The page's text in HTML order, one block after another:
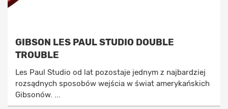
GIBSON LES PAUL STUDIO DOUBLE
TROUBLE
Les Paul Studio od lat pozostaje jednym z najbardziej
rozsądnych sposobów wejścia w świat amerykańskich
Gibsonów. ...